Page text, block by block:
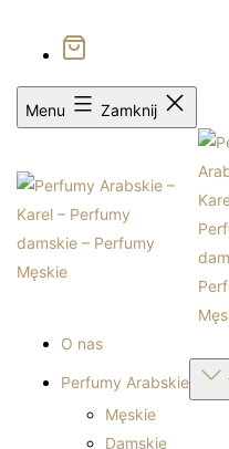
Menu Zamknij
O nas
Perfumy Arabskie
Męskie
Damskie